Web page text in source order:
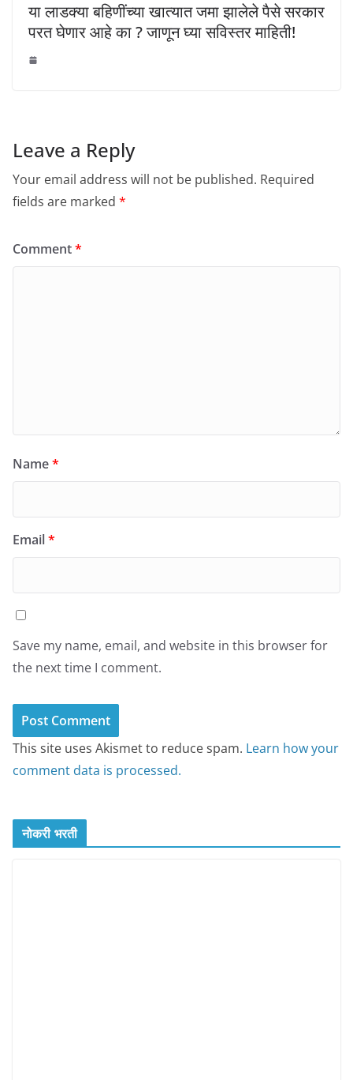
या लाडक्या बहिणींच्या खात्यात जमा झालेले पैसे सरकार
परत घेणार आहे का ? जाणून घ्या सविस्तर माहिती!
Leave a Reply
Your email address will not be published. Required
fields are marked *
Comment*
Name*
Email*
Save my name, email, and website in this browser for
the next time I comment.
This site uses Akismet to reduce spam. Learn how your
comment data is processed.
नोकरी भरती